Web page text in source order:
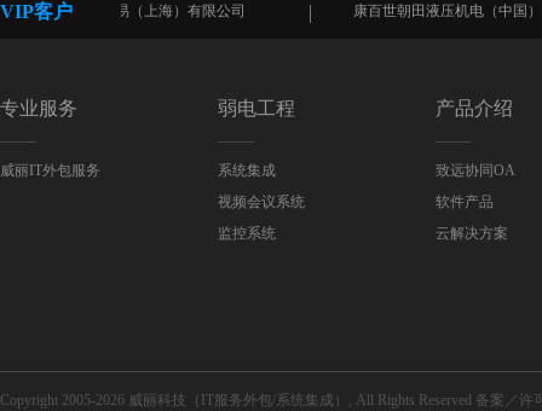
VIP客户
有限公司 康百世朝田液压机电（中国）有限公司
专业服务
威丽IT外包服务
弱电工程
系统集成
视频会议系统
监控系统
产品介绍
致远协同OA
软件产品
云解决方案
Copyright 2005-2026 威丽科技（IT服务外包/系统集成）, All Rights Reserved 备案／